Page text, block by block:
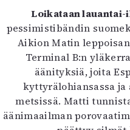
Loikataan lauantai-
pessimistibändin
Aikion Matin
Terminal B:n
äänityksiä, joita
kyttyrälohiansassa
metsissä. Matti
äänimaailman